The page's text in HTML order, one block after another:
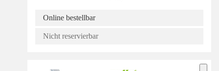
Online bestellbar
Nicht reservierbar